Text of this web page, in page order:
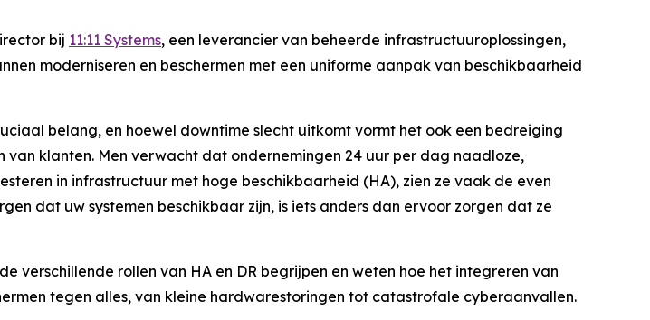
bij 11:11 Systems, een leverancier van beheerde infrastructuuroplossingen,
moderniseren en beschermen met een uniforme aanpak van beschikbaarheid
belang, en hoewel downtime slecht uitkomt vormt het ook een bedreiging
klanten. Men verwacht dat ondernemingen 24 uur per dag naadloze,
in infrastructuur met hoge beschikbaarheid (HA), zien ze vaak de even
dat uw systemen beschikbaar zijn, is iets anders dan ervoor zorgen dat ze
verschillende rollen van HA en DR begrijpen en weten hoe het integreren van
tegen alles, van kleine hardwarestoringen tot catastrofale cyberaanvallen.